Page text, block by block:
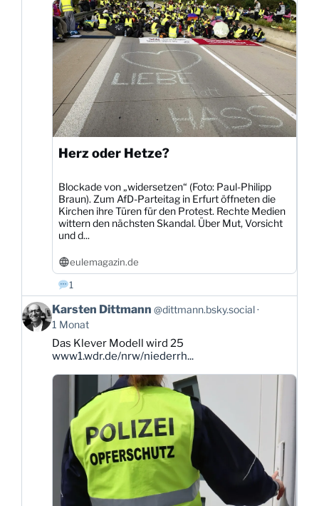
ansehen
Herz oder Hetze?
Blockade von „widersetzen“ (Foto: Paul-Philipp
Braun). Zum AfD-Parteitag in Erfurt öffneten die
Kirchen ihre Türen für den Protest. Rechte Medien
wittern den nächsten Skandal. Über Mut, Vorsicht
und d...
eulemagazin.de
1
Beitrag
von
Karsten
Dittmann
Bluesky
Karsten Dittmann @dittmann.bsky.social
1 Monat
Das Klever Modell wird 25
www1.wdr.de/nrw/niederrh...